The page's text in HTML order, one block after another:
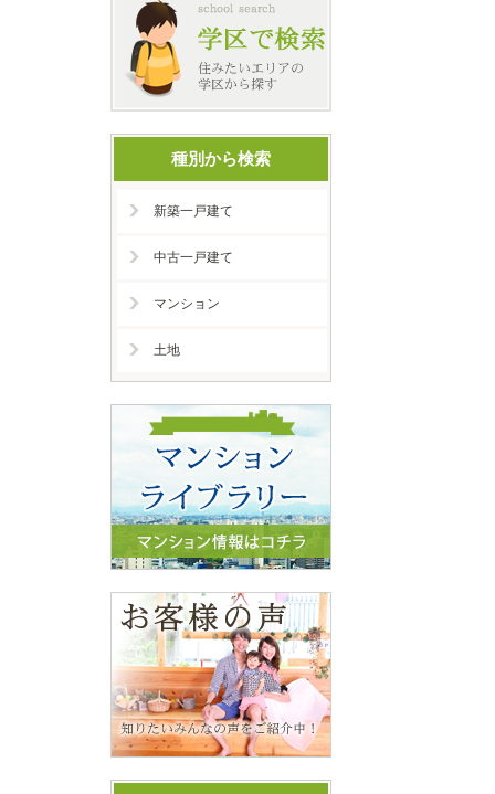
種別から検索
新築一戸建て
中古一戸建て
マンション
土地